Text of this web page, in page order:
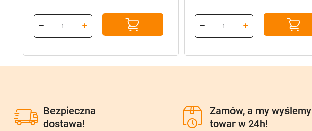
Bezpieczna
dostawa!
Zamów, a my wyślemy
towar w 24h!